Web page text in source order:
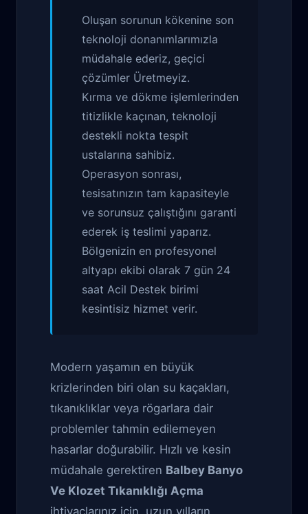
Oluşan sorunun kökenine son
teknoloji donanımlarımızla
müdahale ederiz, geçici
çözümler Üretmeyiz.
Kırma ve dökme işlemlerinden
titizlikle kaçınan, teknoloji
destekli nokta tespit
ustalarına sahibiz.
Operasyon sonrası,
tesisatınızın tam kapasiteyle
ve sorunsuz çalıştığını garanti
ederek iş teslimi yaparız.
Bölgenizin en profesyonel
altyapı ekibi olarak 7 gün 24
saat Acil Destek birimi
kesintisiz hizmet verir.
Modern yaşamın en büyük
krizlerinden biri olan su kaçakları,
tıkanıklıklar veya rögarlara dair
problemler tahmin edilemeyen
hasarlar doğurabilir. Hızlı ve kesin
müdahale gerektiren Balbey Banyo
Ve Klozet Tıkanıklığı Açma
ihtiyaçlarınız için, uzun yılların